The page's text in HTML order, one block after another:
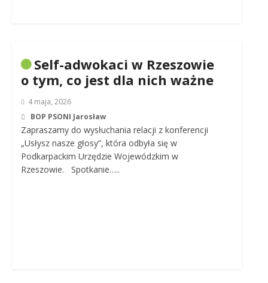
Self-adwokaci w Rzeszowie
o tym, co jest dla nich ważne
4 maja, 2026
BOP PSONI Jarosław
Zapraszamy do wysłuchania relacji z konferencji
„Usłysz nasze głosy”, która odbyła się w
Podkarpackim Urzędzie Wojewódzkim w
Rzeszowie. Spotkanie…..